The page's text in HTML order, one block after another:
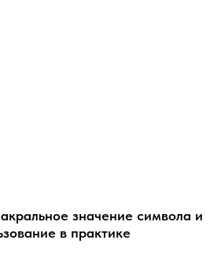
значение символа и
в практике